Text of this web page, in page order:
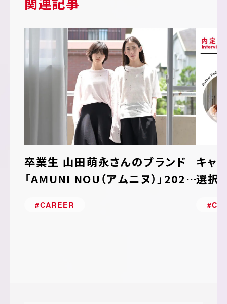
卒業生 山田萌永さんのブランド
「AMUNI NOU（アムニヌ）」2027
#CAREER
キャ
選択